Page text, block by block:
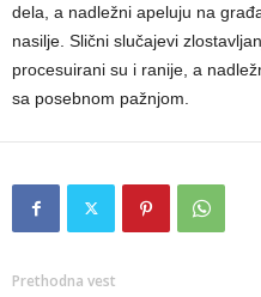
dela, a nadležni apeluju na
nasilje. Slični slučajevi
procesuirani su i ranije, a
sa posebnom pažnjom.
Prethodna vest